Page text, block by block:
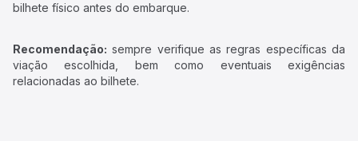
bilhete físico antes do embarque.
Recomendação: sempre verifique as regras específicas da
viação escolhida, bem como eventuais exigências
relacionadas ao bilhete.